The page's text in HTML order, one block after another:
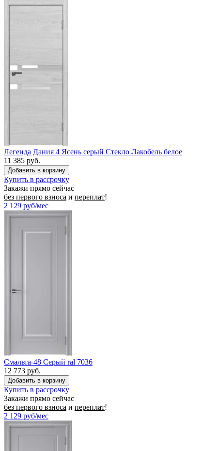
Легенда Дания 4 Ясень серый Стекло Лакобель белое
11 385 руб.
Купить в рассрочку
Закажи прямо сейчас
без первого взноса и переплат!
2 129 руб/мес
Смальта-48 Серый ral 7036
12 773 руб.
Купить в рассрочку
Закажи прямо сейчас
без первого взноса и переплат!
2 129 руб/мес